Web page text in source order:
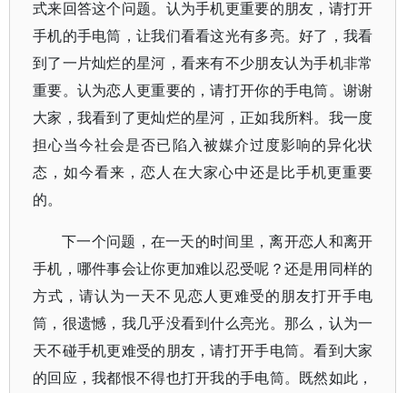
式来回答这个问题。认为手机更重要的朋友，请打开
手机的手电筒，让我们看看这光有多亮。好了，我看
到了一片灿烂的星河，看来有不少朋友认为手机非常
重要。认为恋人更重要的，请打开你的手电筒。谢谢
大家，我看到了更灿烂的星河，正如我所料。我一度
担心当今社会是否已陷入被媒介过度影响的异化状
态，如今看来，恋人在大家心中还是比手机更重要
的。
下一个问题，在一天的时间里，离开恋人和离开
手机，哪件事会让你更加难以忍受呢？还是用同样的
方式，请认为一天不见恋人更难受的朋友打开手电
筒，很遗憾，我几乎没看到什么亮光。那么，认为一
天不碰手机更难受的朋友，请打开手电筒。看到大家
的回应，我都恨不得也打开我的手电筒。既然如此，